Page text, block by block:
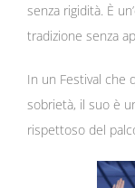
senza rigidità. È un’
tradizione senza
In un Festival che
sobrietà, il suo è
rispettoso del